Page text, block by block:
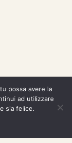
possa avere la
ad utilizzare
sia felice.